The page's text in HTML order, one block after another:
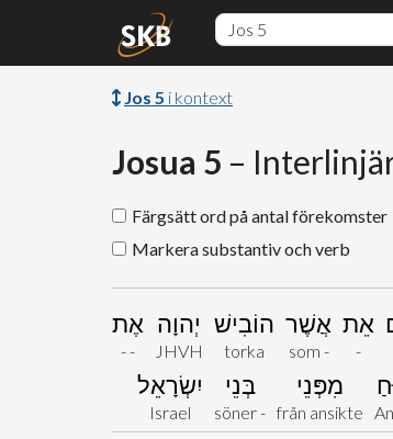
Jos 5 i kontext
Josua 5 –
Färgsätt ord på antal förekomster
Markera substantiv och verb
אֵת
-
אֲשֶׁר
som -
הוֹבִישׁ
torka
יְהוָה
JHVH
אֶת
- -
מִפְּנֵי
från ansikte
בְּנֵי
söner -
יִשְׂרָאֵל
Israel